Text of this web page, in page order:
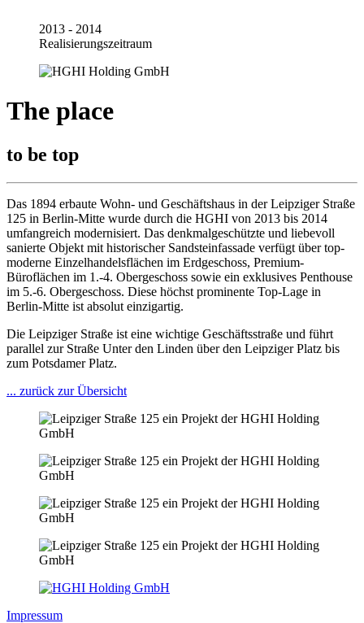
2013 - 2014
Realisierungszeitraum
The place
to be top
Das 1894 erbaute Wohn- und Geschäftshaus in der Leipziger Straße
125 in Berlin-Mitte wurde durch die HGHI von 2013 bis 2014
umfangreich modernisiert. Das denkmalgeschützte und liebevoll
sanierte Objekt mit historischer Sandsteinfassade verfügt über top-
moderne Einzelhandelsflächen im Erdgeschoss, Premium-
Büroflächen im 1.-4. Obergeschoss sowie ein exklusives Penthouse
im 5.-6. Obergeschoss. Diese höchst prominente Top-Lage in
Berlin-Mitte ist absolut einzigartig.
Die Leipziger Straße ist eine wichtige Geschäftsstraße und führt
parallel zur Straße Unter den Linden über den Leipziger Platz bis
zum Potsdamer Platz.
... zurück zur Übersicht
Impressum